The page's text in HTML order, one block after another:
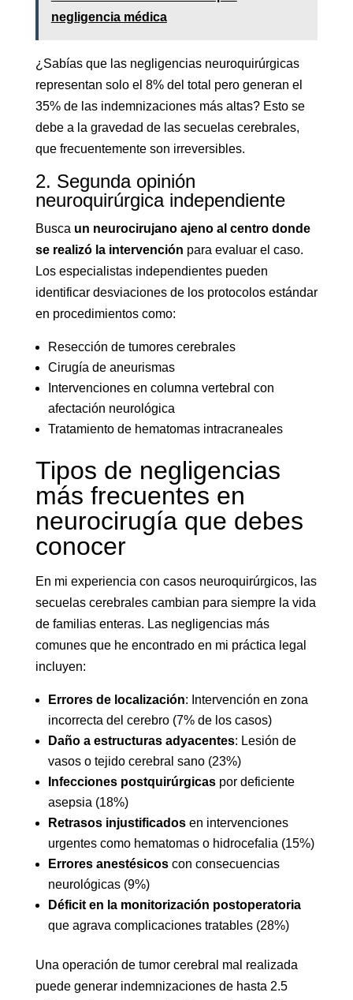
negligencia médica
¿Sabías que las negligencias neuroquirúrgicas
representan solo el 8% del total pero generan el
35% de las indemnizaciones más altas? Esto se
debe a la gravedad de las secuelas cerebrales,
que frecuentemente son irreversibles.
2. Segunda opinión
neuroquirúrgica independiente
Busca un neurocirujano ajeno al centro donde
se realizó la intervención para evaluar el caso.
Los especialistas independientes pueden
identificar desviaciones de los protocolos estándar
en procedimientos como:
Resección de tumores cerebrales
Cirugía de aneurismas
Intervenciones en columna vertebral con
afectación neurológica
Tratamiento de hematomas intracraneales
Tipos de negligencias
más frecuentes en
neurocirugía que debes
conocer
En mi experiencia con casos neuroquirúrgicos, las
secuelas cerebrales cambian para siempre la vida
de familias enteras. Las negligencias más
comunes que he encontrado en mi práctica legal
incluyen:
Errores de localización: Intervención en zona
incorrecta del cerebro (7% de los casos)
Daño a estructuras adyacentes: Lesión de
vasos o tejido cerebral sano (23%)
Infecciones postquirúrgicaspor deficiente
asepsia (18%)
Retrasos injustificadosen intervenciones
urgentes como hematomas o hidrocefalia (15%)
Errores anestésicoscon consecuencias
neurológicas (9%)
Déficit en la monitorización postoperatoria
que agrava complicaciones tratables (28%)
Una operación de tumor cerebral mal realizada
puede generar indemnizaciones de hasta 2.5